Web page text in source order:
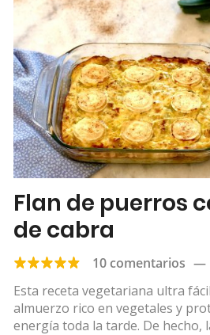
Flan de puerros
de cabra
10 comentarios —
Esta receta vegetariana ultra
almuerzo rico en vegetales y
energía toda la tarde. De hecho,